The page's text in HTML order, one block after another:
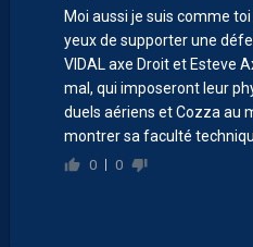
Moi aussi je suis comme toi
yeux de supporter une
VIDAL axe Droit et Esteve
mal, qui imposeront leur
duels aériens et Cozza au
montrer sa faculté
0 0